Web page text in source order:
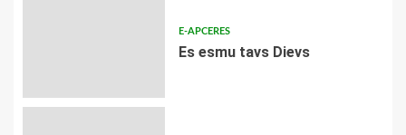
E-APCERES
Es esmu tavs Dievs